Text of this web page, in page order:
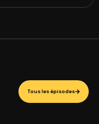
Tous les épisodes